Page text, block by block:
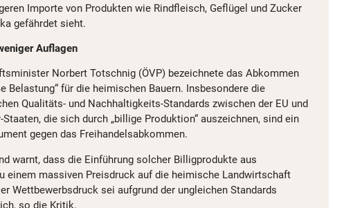
Importe von Produkten wie Rindfleisch, Geflügel und Zucker
gefährdet sieht.
Auflagen
Norbert Totschnig (ÖVP) bezeichnete das Abkommen
Belastung“ für die heimischen Bauern. Insbesondere die
Qualitäts- und Nachhaltigkeits-Standards zwischen der EU und
die sich durch „billige Produktion“ auszeichnen, sind ein
gegen das Freihandelsabkommen.
warnt, dass die Einführung solcher Billigprodukte aus
einem massiven Preisdruck auf die heimische Landwirtschaft
Wettbewerbsdruck sei aufgrund der ungleichen Standards
so die Kritik.